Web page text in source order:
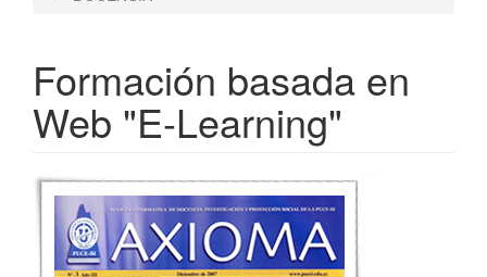
Formación basada en
Web "E-Learning"
Barra
lateral
del